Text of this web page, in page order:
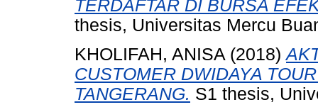
TERDAFTAR DI BURSA
thesis, Universitas Mercu
KHOLIFAH, ANISA (2018)
CUSTOMER DWIDAYA
TANGERANG. S1 thesis,